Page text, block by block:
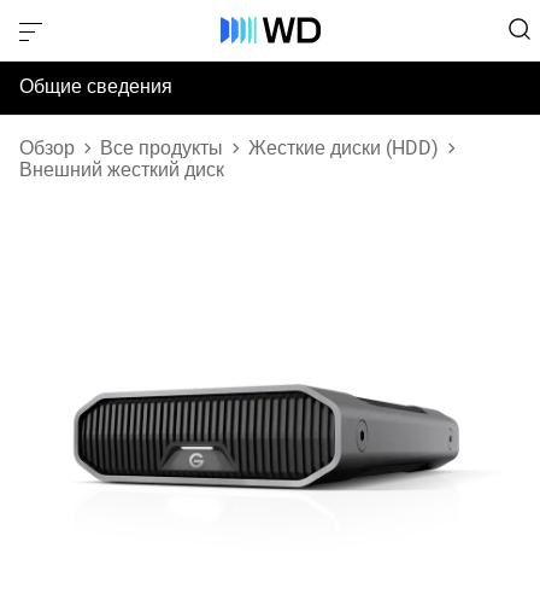
Общие сведения
Технические характеристики
Обзор Все продукты
Жесткие диски (HDD)
Внешний жесткий диск